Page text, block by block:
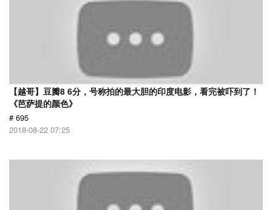
【越哥】豆瓣8 6分，号称拍的最大胆的印度电影，看完被吓到了！
《芭萨提的颜色》
# 695
2018-08-22 07:25